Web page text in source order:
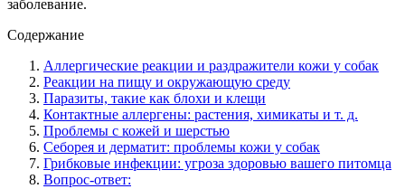
заболевание.
Содержание
Аллергические реакции и раздражители кожи у собак
Реакции на пищу и окружающую среду
Паразиты, такие как блохи и клещи
Контактные аллергены: растения, химикаты и т. д.
Проблемы с кожей и шерстью
Себорея и дерматит: проблемы кожи у собак
Грибковые инфекции: угроза здоровью вашего питомца
Вопрос-ответ: